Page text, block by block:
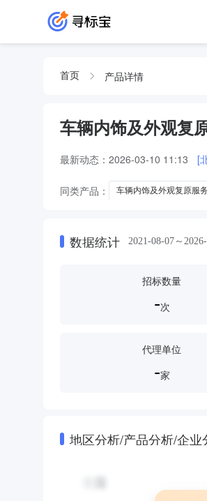
首页 产品详情
车辆内饰及外观复
最新动态： 2026-03-10 11:13 [
同类产品： 车辆内饰及外观复原服
数据统计 2021-08-07～
招标数量
-次
代理单位
-家
地区分析/产品分析/企业